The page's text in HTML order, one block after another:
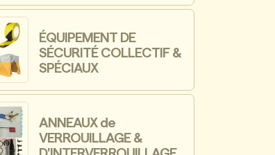
ÉQUIPEMENT DE
SÉCURITÉ COLLECTIF &
SPÉCIAUX
ANNEAUX de
VERROUILLAGE &